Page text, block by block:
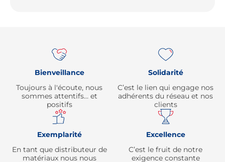
Bienveillance
Toujours à l'écoute, nous
sommes attentifs… et
positifs
Solidarité
C’est le lien qui engage nos
adhérents du réseau et nos
clients
Exemplarité
En tant que distributeur de
matériaux nous nous
Excellence
C’est le fruit de notre
exigence constante